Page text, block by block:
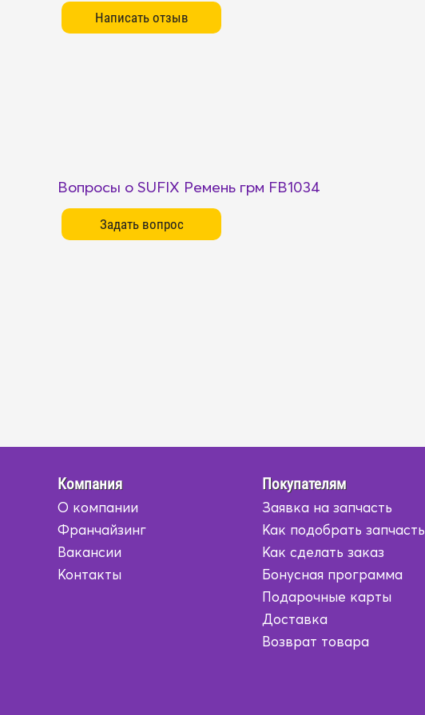
Вопросы о SUFIX Ремень грм FB1034
Компания
О компании
Франчайзинг
Вакансии
Контакты
Покупателям
Заявка на запчасть
Как подобрать запчасть
Как сделать заказ
Бонусная программа
Подарочные карты
Доставка
Возврат товара